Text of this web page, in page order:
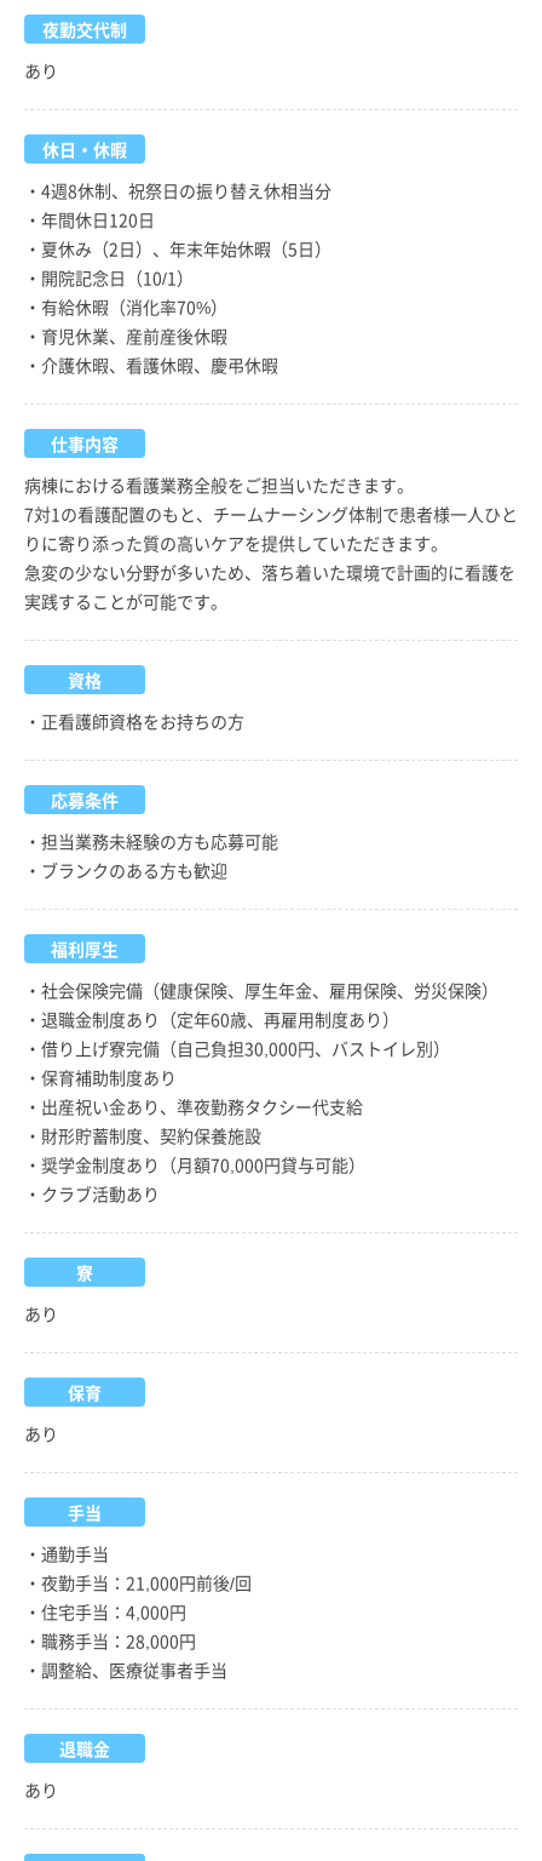
夜勤交代制
あり
休日・休暇
・4週8休制、祝祭日の振り替え休相当分
・年間休日120日
・夏休み（2日）、年末年始休暇（5日）
・開院記念日（10/1）
・有給休暇（消化率70%）
・育児休業、産前産後休暇
・介護休暇、看護休暇、慶弔休暇
仕事内容
病棟における看護業務全般をご担当いただきます。
7対1の看護配置のもと、チームナーシング体制で患者様一人ひと
りに寄り添った質の高いケアを提供していただきます。
急変の少ない分野が多いため、落ち着いた環境で計画的に看護を
実践することが可能です。
資格
・正看護師資格をお持ちの方
応募条件
・担当業務未経験の方も応募可能
・ブランクのある方も歓迎
福利厚生
・社会保険完備（健康保険、厚生年金、雇用保険、労災保険）
・退職金制度あり（定年60歳、再雇用制度あり）
・借り上げ寮完備（自己負担30,000円、バストイレ別）
・保育補助制度あり
・出産祝い金あり、準夜勤務タクシー代支給
・財形貯蓄制度、契約保養施設
・奨学金制度あり（月額70,000円貸与可能）
・クラブ活動あり
寮
あり
保育
あり
手当
・通勤手当
・夜勤手当：21,000円前後/回
・住宅手当：4,000円
・職務手当：28,000円
・調整給、医療従事者手当
退職金
あり